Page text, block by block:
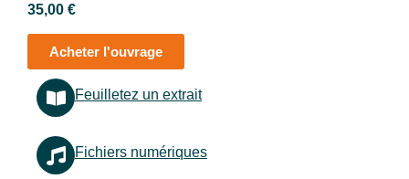
35,00 €
Acheter l'ouvrage
Feuilletez un extrait
Fichiers numériques